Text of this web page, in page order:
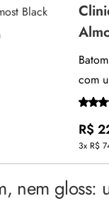
com
R$
3x R$
nem gloss: